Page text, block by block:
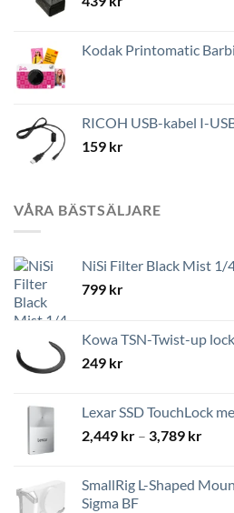
Kodak Printomatic
RICOH USB-kabel I-
159 kr
VÅRA BÄSTSÄLJARE
NiSi Filter Black Mist 1/
799 kr
Kowa TSN-Twist-up
249 kr
Lexar SSD TouchLock
2,449 kr – 3,789 kr
SmallRig L-Shaped
Sigma BF